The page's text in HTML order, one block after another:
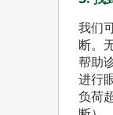
我们
断。
帮助
进行
负荷